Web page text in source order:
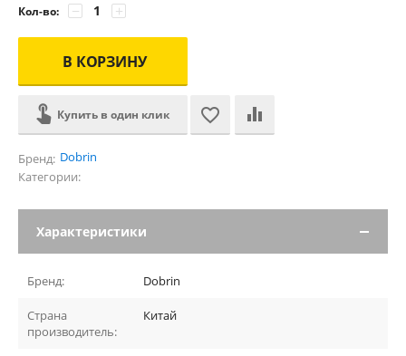
Кол-во: +
−
В КОРЗИНУ
Купить в один клик
Бренд: Dobrin
Категории:
Характеристики
Бренд: Dobrin
Страна
производитель:
Китай